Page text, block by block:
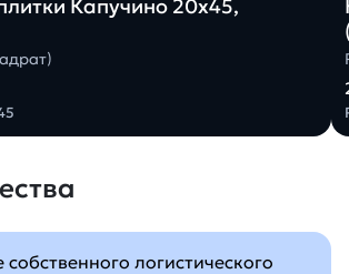
Капучино 20х45,
логистического